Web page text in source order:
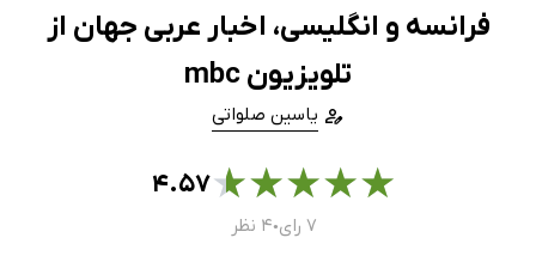
فرانسه و انگلیسی، اخبار عربی جهان از
تلویزیون mbc
یاسین صلواتی
★
★
★
★
★۴.۵۷
۷ رای ● ۴ نظر